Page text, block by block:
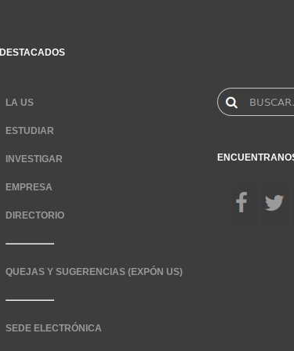
DESTACADOS
LA US
ESTUDIAR
INVESTIGAR
EMPRESA
DIRECTORIO
QUEJAS Y SUGERENCIAS (EXPÓN US)
SEDE ELECTRÓNICA